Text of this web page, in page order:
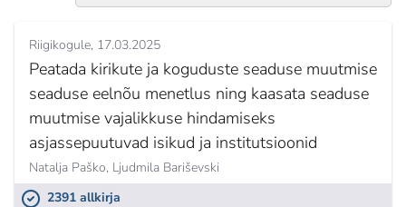
Riigikogule 17.03.2025
Peatada kirikute ja koguduste seaduse muutmise
seaduse eelnõu menetlus ning kaasata seaduse
muutmise vajalikkuse hindamiseks
asjassepuutuvad isikud ja institutsioonid
Natalja Paško, Ljudmila Bariševski
2391 allkirja